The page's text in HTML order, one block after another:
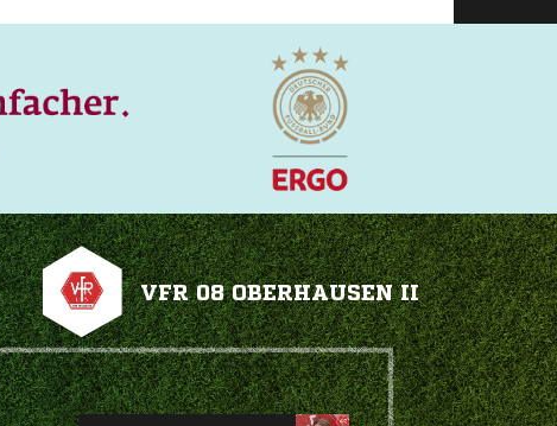
VFR 08 OBERHAUSEN II